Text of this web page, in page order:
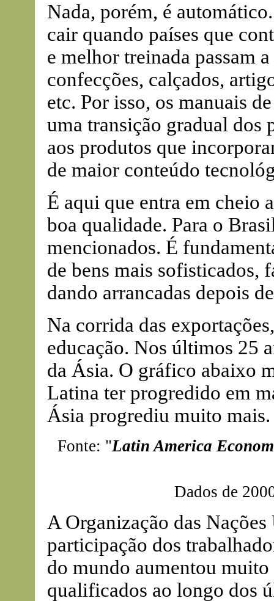
Nada, porém, é
cair quando países que
e melhor treinada passam
confecções, calçados,
etc. Por isso, os manuais
uma transição gradual dos
aos produtos que
de maior conteúdo
É aqui que entra em cheio
boa qualidade. Para o
mencionados. É
de bens mais sofisticados,
dando arrancadas depois
Na corrida das
educação. Nos últimos 25
da Ásia. O gráfico abaixo
Latina ter progredido em
Ásia progrediu muito mais.
Fonte: "Latin America
Dados de
A Organização das
participação dos
do mundo aumentou muito
qualificados ao longo dos